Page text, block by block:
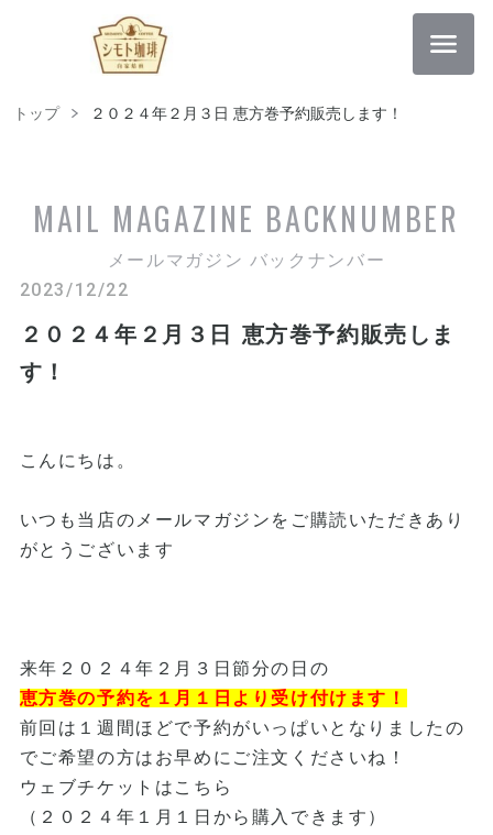
トップ ２０２４年２月３日 恵方巻予約販売します！
MAIL MAGAZINE BACKNUMBER
メールマガジン バックナンバー
2023/12/22
２０２４年２月３日 恵方巻予約販売しま
す！
こんにちは。
いつも当店のメールマガジンをご購読いただきあり
がとうございます
来年２０２４年２月３日節分の日の
恵方巻の予約を１月１日より受け付けます！
前回は１週間ほどで予約がいっぱいとなりましたの
でご希望の方はお早めにご注文くださいね！
ウェブチケットはこちら
（２０２４年１月１日から購入できます）